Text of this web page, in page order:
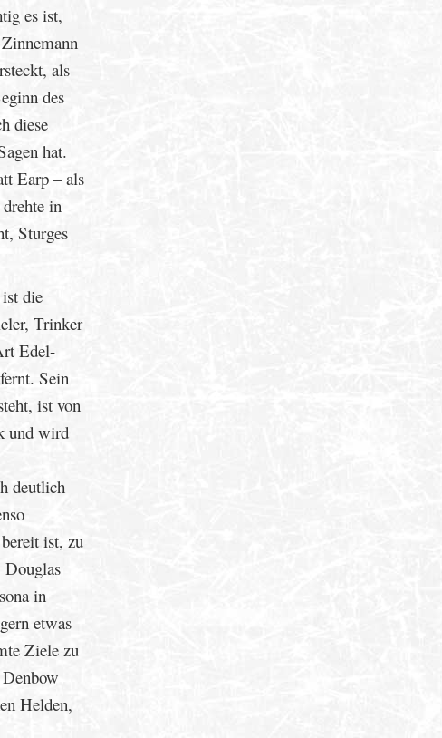
es ist,
als
des
diese
hat.
Earp – als
in
Sturges
die
Trinker
Edel-
Sein
ist von
und wird
deutlich
ist, zu
Douglas
in
etwas
Ziele zu
Helden,